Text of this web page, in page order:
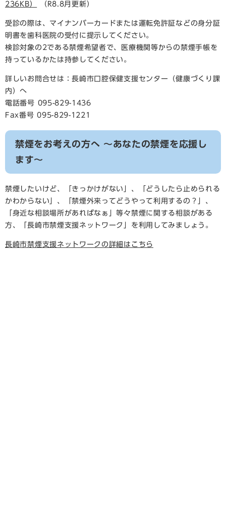
236KB） （R8.8月更新）
受診の際は、マイナンバーカードまたは運転免許証などの身分証
明書を歯科医院の受付に提示してください。
検診対象の2である禁煙希望者で、医療機関等からの禁煙手帳を
持っているかたは持参してください。
詳しいお問合せは：長崎市口腔保健支援センター（健康づくり課
内）へ
電話番号 095-829-1436
Fax番号 095-829-1221
禁煙をお考えの方へ ～あなたの禁煙を応援し
ます～
禁煙したいけど、「きっかけがない」、「どうしたら止められる
かわからない」、「禁煙外来ってどうやって利用するの？」、
「身近な相談場所があればなぁ」等々禁煙に関する相談がある
方、「長崎市禁煙支援ネットワーク」を利用してみましょう。
長崎市禁煙支援ネットワークの詳細はこちら